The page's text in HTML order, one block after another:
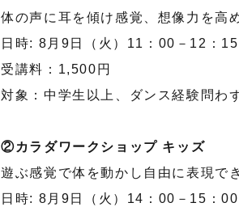
体の声に耳を傾け感覚、想像力を高
日時: 8月9日（火）11：00－12：15
受講料：1,500円
対象：中学生以上、ダンス経験問わ
②カラダワークショップ キッズ
遊ぶ感覚で体を動かし自由に表現で
日時: 8月9日（火）14：00－15：00